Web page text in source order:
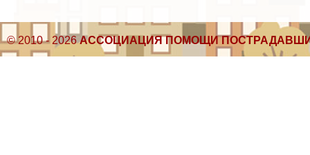
© 2010 - 2026АССОЦИАЦИЯ ПОМОЩИ